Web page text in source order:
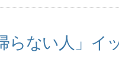
らない人」イ